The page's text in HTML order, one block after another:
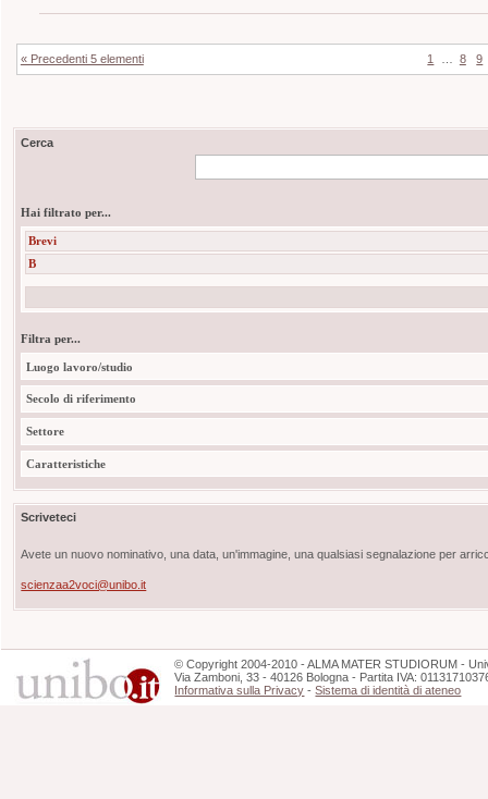
« Precedenti 5 elementi 1 8 9
Cerca
Hai filtrato per...
Brevi
B
Filtra per...
Luogo lavoro/studio
Secolo di riferimento
Settore
Caratteristiche
Scriveteci
Avete un nuovo nominativo, una data, un'immagine, una qualsiasi segnalazione per
scienzaa2voci@unibo.it
©Copyright 2004-2010 - ALMA MATER STUDIORUM -
Via Zamboni, 33 - 40126 Bologna - Partita IVA:
Informativa sulla Privacy -Sistema di identità di ateneo